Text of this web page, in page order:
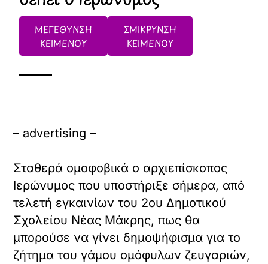
ΜΕΓΕΘΥΝΣΗ
ΚΕΙΜΕΝΟΥ
ΣΜΙΚΡΥΝΣΗ
ΚΕΙΜΕΝΟΥ
– advertising –
Σταθερά ομοφοβικά ο αρχιεπίσκοπος
Ιερώνυμος που υποστήριξε σήμερα, από
τελετή εγκαινίων του 2ου Δημοτικού
Σχολείου Νέας Μάκρης, πως θα
μπορούσε να γίνει δημοψήφισμα για το
ζήτημα του γάμου ομόφυλων ζευγαριών,